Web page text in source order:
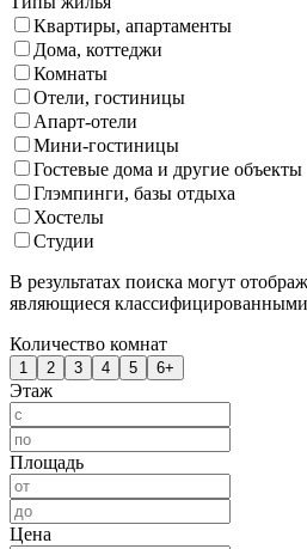
Квартиры, апартаменты
Дома, коттеджи
Комнаты
Отели, гостиницы
Апарт-отели
Мини-гостиницы
Гостевые дома и другие объекты
Глэмпинги, базы отдыха
Хостелы
Студии
В результатах поиска могут
являющиеся
Количество комнат
1 2 3 4 5 6+
Этаж
Площадь
Цена